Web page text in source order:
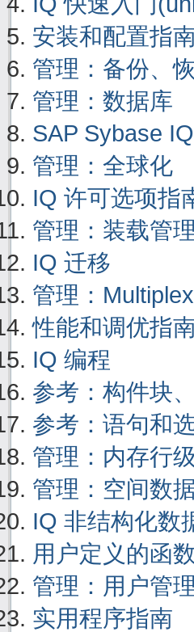
安装和配置指
管理：备份、
管理：数据库
SAP Sybase
管理：全球化
IQ 许可选项指
管理：装载管理
IQ 迁移
管理：Multiplex
性能和调优指
IQ 编程
参考：构件块
参考：语句和
管理：内存行
管理：空间数
IQ 非结构化数
用户定义的函
管理：用户管
实用程序指南